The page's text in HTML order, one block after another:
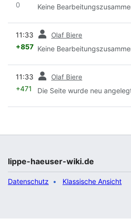
0 Keine
11:33 Olaf Biere
+857 Keine
11:33 Olaf Biere
+471 Die Seite wurde neu
lippe-haeuser-wiki.de
Datenschutz Klassische Ansicht